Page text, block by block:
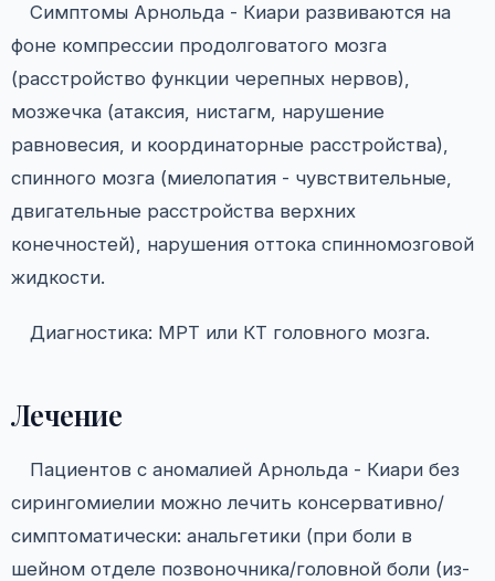
Симптомы Арнольда - Киари развиваются на
фоне компрессии продолговатого мозга
(расстройство функции черепных нервов),
мозжечка (атаксия, нистагм, нарушение
равновесия, и координаторные расстройства),
спинного мозга (миелопатия - чувствительные,
двигательные расстройства верхних
конечностей), нарушения оттока спинномозговой
жидкости.
Диагностика: МРТ или КТ головного мозга.
Лечение
Пациентов с аномалией Арнольда - Киари без
сирингомиелии можно лечить консервативно/
симптоматически: анальгетики (при боли в
шейном отделе позвоночника/головной боли (из-